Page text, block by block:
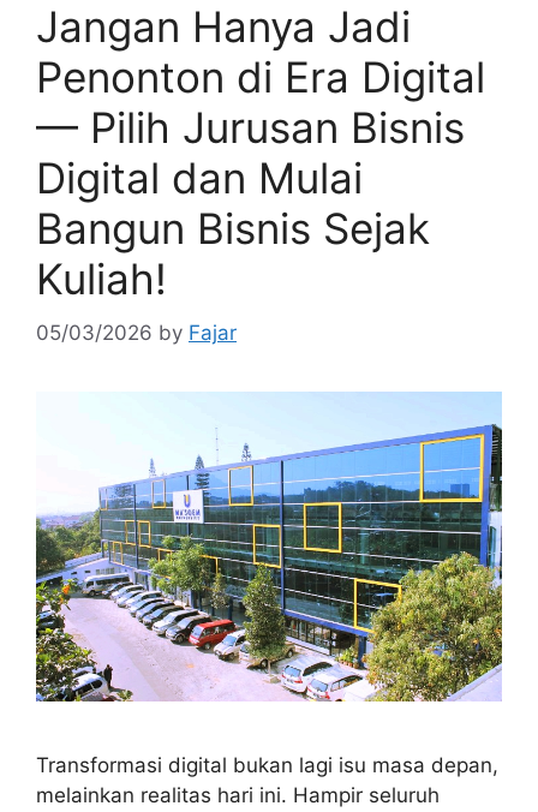
Jangan Hanya Jadi
Penonton di Era Digital
— Pilih Jurusan Bisnis
Digital dan Mulai
Bangun Bisnis Sejak
Kuliah!
05/03/2026 by Fajar
Transformasi digital bukan lagi isu masa depan,
melainkan realitas hari ini. Hampir seluruh